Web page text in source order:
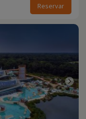
Reservar